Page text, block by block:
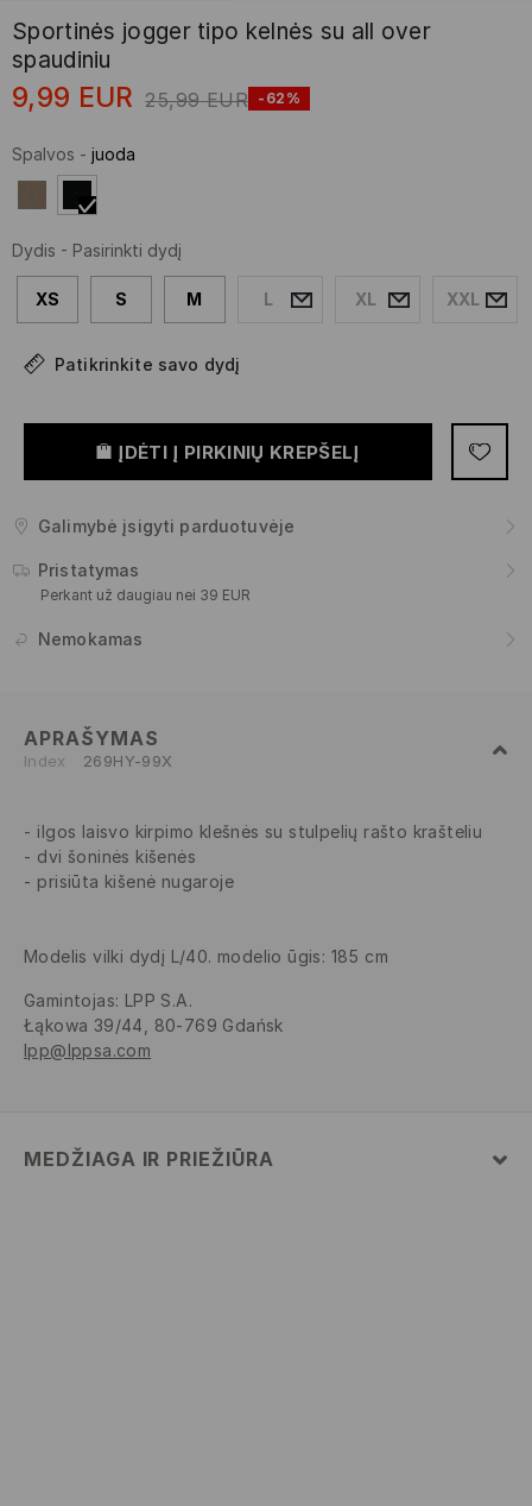
Sportinės jogger tipo kelnės su all over
spaudiniu
9,99 EUR 25,99 EUR -62%
Spalvos - juoda
Dydis - Pasirinkti dydį
XS S M L XL XXL
Patikrinkite savo dydį
ĮDĖTI Į PIRKINIŲ KREPŠELĮ
Galimybė įsigyti parduotuvėje
Pristatymas
Perkant už daugiau nei 39 EUR
Nemokamas
APRAŠYMAS
Index 269HY-99X
ilgos laisvo kirpimo klešnės su stulpelių rašto krašteliu
dvi šoninės kišenės
prisiūta kišenė nugaroje
Modelis vilki dydį L/40. modelio ūgis: 185 cm
Gamintojas: LPP S.A.
Łąkowa 39/44, 80-769 Gdańsk
lpp@lppsa.com
MEDŽIAGA IR PRIEŽIŪRA